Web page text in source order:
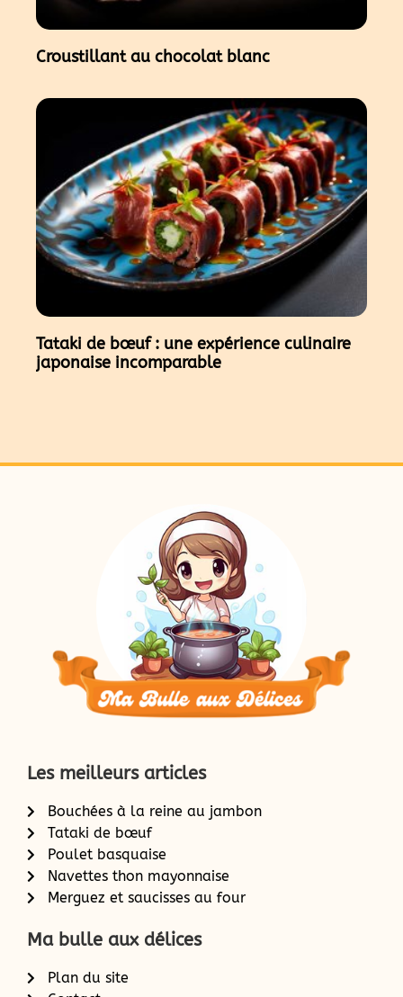
Croustillant au chocolat blanc
Tataki de bœuf : une expérience culinaire
japonaise incomparable
Les meilleurs articles
Bouchées à la reine au jambon
Tataki de bœuf
Poulet basquaise
Navettes thon mayonnaise
Merguez et saucisses au four
Ma bulle aux délices
Plan du site